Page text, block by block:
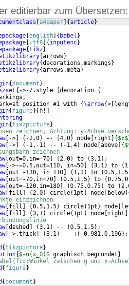
editierbar zum Übersetzen:
a4paper {article}
english { babel }
utf8 { inputenc}
{tikz}
{arrows }
{decorations.markings }
{arrows.meta}
{document }
{ ->-/.style={decoration={
position #1 with
{\arrow{>
{ figure} h!
{tikzpicture}
zeichnen, Achtung: y-Achse
[ -> ( -2,0) -- (4,0) node right { $x$
[ -> ( -1,-1) -- ( -1,4) node above {
zeichnen
[ out=0,in=-70 (2,0) to (3,1) ;
[ ->-=0.5,out=110, in=50 (3,1) to (
[ out=-130, in=110 ( 1,3) to (0.5,1.5
[ out=-70,in=70 (0.5,1.5) to (
[ out=-120,in=180 (0.75,0.75) to (
[ fill (2,0) circle( 1pt ) node below]
einzeichnen
[ fill (0.5,1.5) circle( 1pt ) node
[ fill (3,1) circle( 1pt ) node right
[ dashed (3,1) -- (0.5,1.5) ;
[ ->,thick (3,1) -- +( -0.981,0.196) ;
{tikzpicture}
{ $-u(x_0)$ graphisch begründet }
zwischen g und x-
{ figure}
{document }